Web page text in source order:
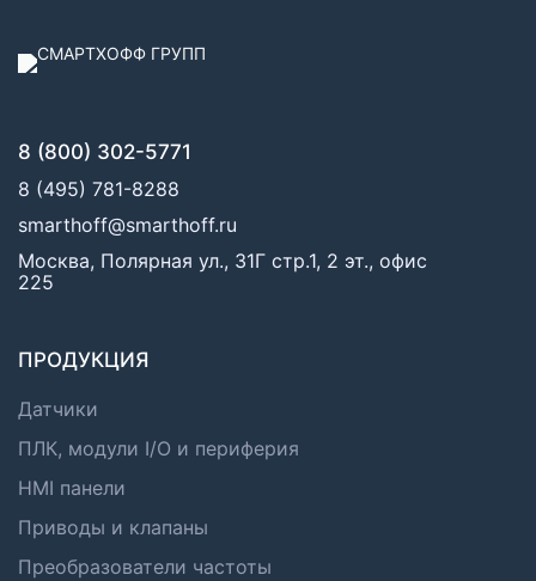
8 (800) 302-5771
8 (495) 781-8288
smarthoff@smarthoff.ru
Москва, Полярная ул., 31Г стр.1, 2 эт., офис
225
ПРОДУКЦИЯ
Датчики
ПЛК, модули I/O и периферия
HMI панели
Приводы и клапаны
Преобразователи частоты